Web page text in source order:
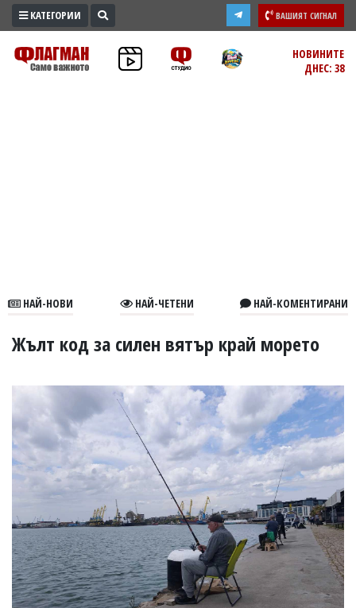
ПРОМО
ЗОНА
В
СПОРТ
БИЗНЕС
ЮГ
Веселин
Василев,
email:
v.vasilev@flagman.bg
Катя
Касабова,
еmail:k.kassabova@flagman.bg
КАТЕГОРИИ ВАШИЯТ СИГНАЛ
НОВИНИТЕ
ДНЕС: 38
НАЙ-НОВИ НАЙ-ЧЕТЕНИ НАЙ-КОМЕНТИРАНИ
Жълт код за силен вятър край морето